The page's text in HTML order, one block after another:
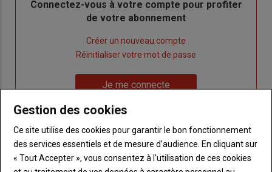
Body
Connectez-vous à votre compte pour profiter
de votre abonnement
Créer un nouveau compte
de
passe"
Réinitialiser votre mot de passe
me
Je me connecte
Sous-
titre
Vous n'êtes pas abonné(e)
TITRE CRÉEZ UN COMPTE
Gestion des cookies
Ce site utilise des cookies pour garantir le bon fonctionnement
des services essentiels et de mesure d’audience. En cliquant sur
« Tout Accepter », vous consentez à l’utilisation de ces cookies